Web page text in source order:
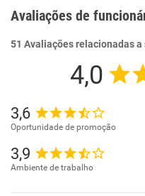
Avaliações de
51 Avaliações relacionadas a
4,0
3,6
Oportunidade de promoção
3,9
Ambiente de trabalho